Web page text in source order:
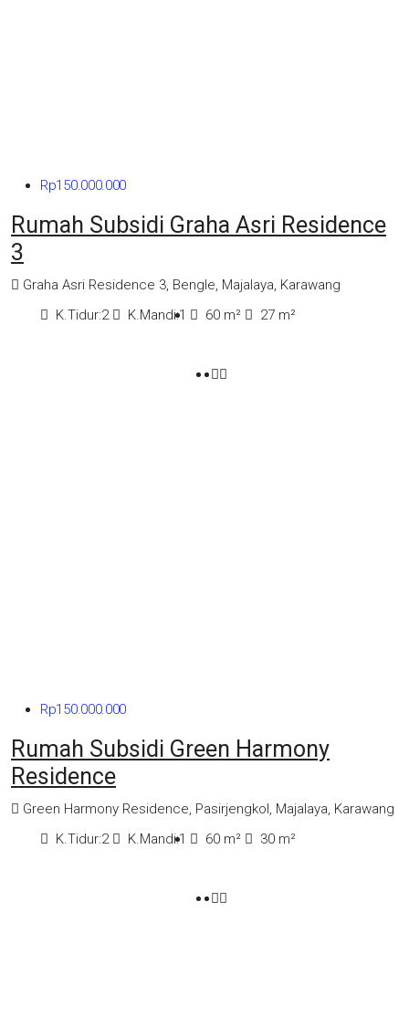
Rp150.000.000
Rumah Subsidi Graha Asri Residence
3
Graha Asri Residence 3, Bengle, Majalaya, Karawang
K.Tidur:2 K.Mandi:1 60 m² 27 m²
Rp150.000.000
Rumah Subsidi Green Harmony
Residence
Green Harmony Residence, Pasirjengkol, Majalaya, Karawang
K.Tidur:2 K.Mandi:1 60 m² 30 m²